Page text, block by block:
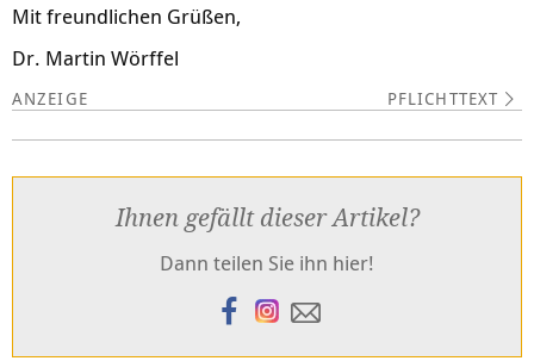
Mit freundlichen Grüßen,
Dr. Martin Wörffel
PFLICHTTEXT
Ihnen gefällt dieser Artikel?
Dann teilen Sie ihn hier!